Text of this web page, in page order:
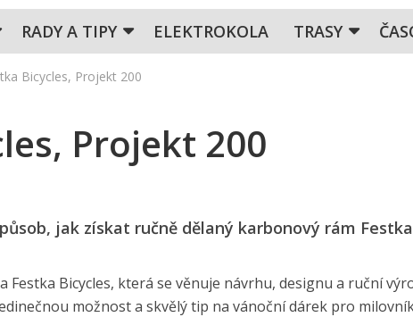
RADY A TIPY ELEKTROKOLA TRASY
Bicycles, Projekt 200
Projekt 200
jak získat ručně dělaný karbonový rám
Festka Bicycles, která se věnuje návrhu, designu a ruční
možnost a skvělý tip na vánoční dárek pro